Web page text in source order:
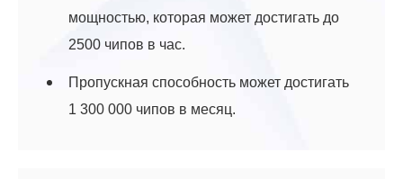
мощностью, которая может достигать до
2500 чипов в час.
Пропускная способность может достигать
1 300 000 чипов в месяц.